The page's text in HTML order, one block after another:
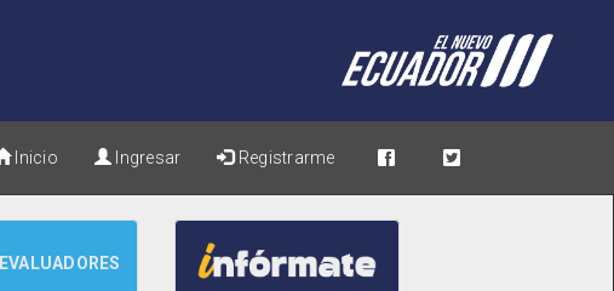
Inicio Ingresar Registrarme
EVALUADORES